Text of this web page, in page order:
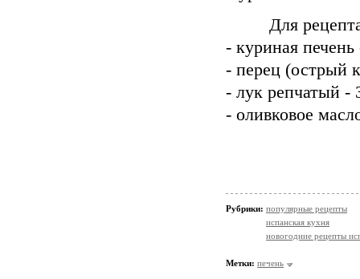
Для рецепта
- куриная печень
- перец (острый
- лук репчатый -
-
Рубрики: популярные рецепты
испанская кухня
новогодние рецепты
Метки: печень